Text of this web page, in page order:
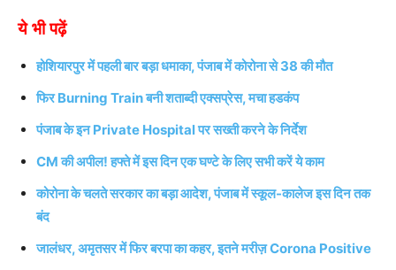
ये भी पढ़ें
होशियारपुर में पहली बार बड़ा धमाका, पंजाब में कोरोना से 38 की मौत
फिर Burning Train बनी शताब्दी एक्सप्रेस, मचा हडकंप
पंजाब के इन Private Hospital पर सख्ती करने के निर्देश
CM की अपील! हफ्ते में इस दिन एक घण्टे के लिए सभी करें ये काम
कोरोना के चलते सरकार का बड़ा आदेश, पंजाब में स्कूल-कालेज इस दिन तक
बंद
जालंधर, अमृतसर में फिर बरपा का कहर, इतने मरीज़ Corona Positive